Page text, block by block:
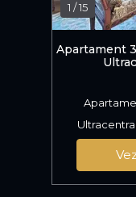
1 /15
Apartament